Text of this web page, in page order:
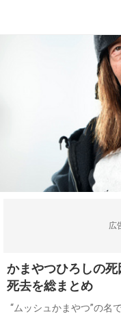
広
かまやつひろしの
死去を総まとめ
“ムッシュかまやつ”の名